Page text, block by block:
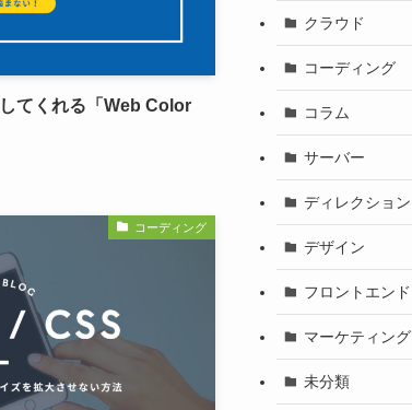
てくれる「Web Color
コーディング
クラウド
コーディング
コラム
サーバー
ディレクション
デザイン
フロントエンド
マーケティング
未分類